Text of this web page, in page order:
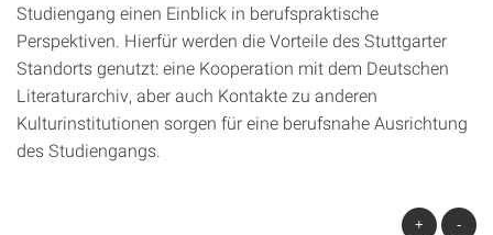
Studiengang einen Einblick in berufspraktische
Perspektiven. Hierfür werden die Vorteile des Stuttgarter
Standorts genutzt: eine Kooperation mit dem Deutschen
Literaturarchiv, aber auch Kontakte zu anderen
Kulturinstitutionen sorgen für eine berufsnahe Ausrichtung
des Studiengangs.
+ -